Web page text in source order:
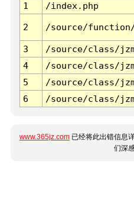
1
/index.php
2 /source/
3 /source/class/
4
/source/class/
5
/source/class/
6
/source/class/
www.365jz.com 已经将此出错信息
们深